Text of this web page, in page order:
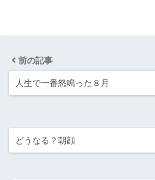
前の記事
人生で一番怒鳴った８月
どうなる？朝顔